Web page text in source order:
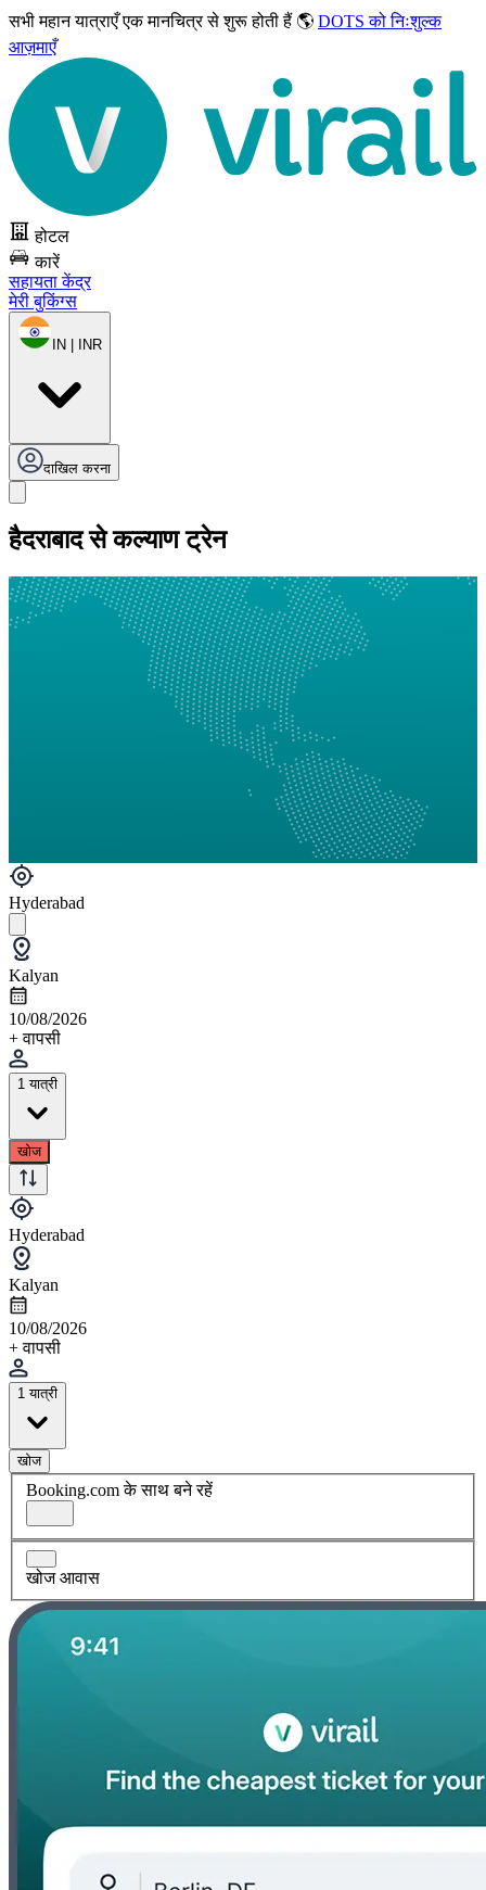
सभी महान यात्राएँएक मानचित्र से शुरू होती हैं 🌎 DOTS को निःशुल्क
आज़माएँ
होटल
कारें
सहायता केंद्र
मेरी बुकिंग्स
IN | INR
दाखिल करना
हैदराबाद से कल्याण ट्रेन
Hyderabad
Kalyan
10/08/2026
+ वापसी
1 यात्री
खोज
Hyderabad
Kalyan
10/08/2026
+ वापसी
1 यात्री
खोज
Booking.com के साथ बने रहें
खोज आवास